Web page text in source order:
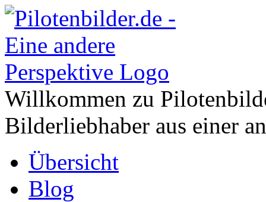
Willkommen zu
Bilderliebhaber aus einer
Übersicht
Blog